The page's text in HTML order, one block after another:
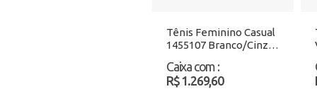
Tênis Feminino Casual
1455107 Branco/Cinza
Caixa com :
R$ 1.269,60